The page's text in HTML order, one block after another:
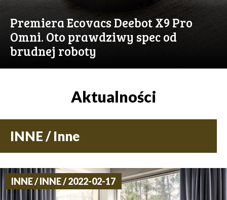
Premiera Ecovacs Deebot X9 Pro
Omni. Oto prawdziwy spec od
brudnej roboty
Aktualności
INNE / Inne
INNE / INNE / 2022-02-17